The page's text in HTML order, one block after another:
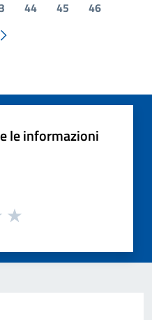
44 45
46
Pagina successiva
le informazioni